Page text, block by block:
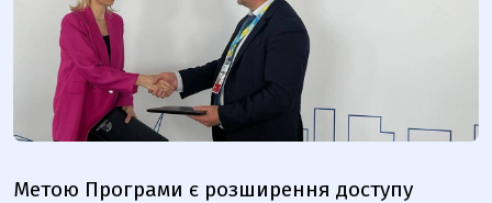
Метою Програми є розширення доступу